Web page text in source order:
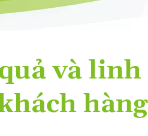
và linh
hàng